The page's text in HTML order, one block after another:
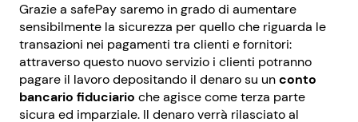
Grazie a safePay saremo in grado di aumentare
sensibilmente la sicurezza per quello che riguarda le
transazioni nei pagamenti tra clienti e fornitori:
attraverso questo nuovo servizio i clienti potranno
pagare il lavoro depositando il denaro su unconto
bancario fiduciario che agisce come terza parte
sicura ed imparziale. Il denaro verrà rilasciato al